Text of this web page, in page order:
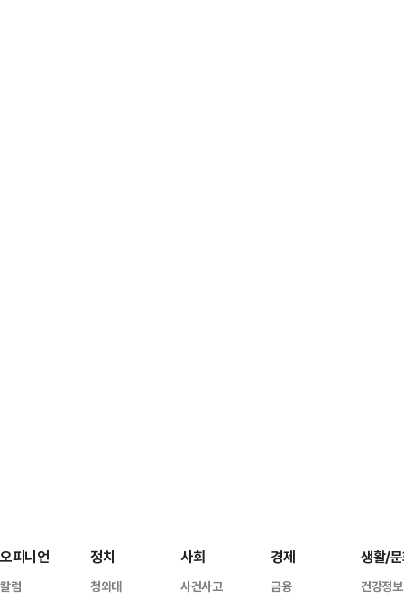
오피니언
칼럼
정치
청와대
사회
사건사고
경제
금융
생활/
건강정보